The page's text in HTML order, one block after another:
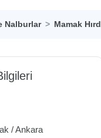
Nalburlar Mamak
/Ankara